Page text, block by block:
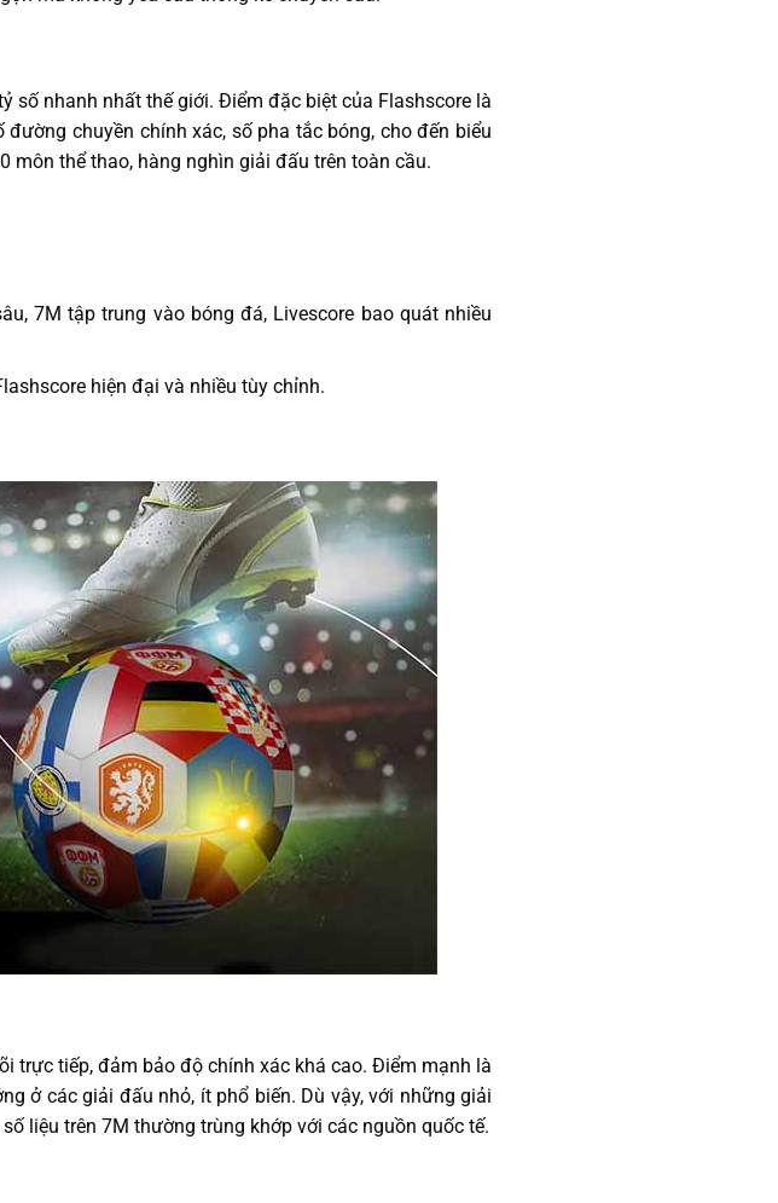
số nhanh nhất thế giới. Điểm đặc biệt của Flashscore là
chuyền chính xác, số pha tắc bóng, cho đến biểu
môn thể thao, hàng nghìn giải đấu trên toàn cầu.
7M tập trung vào bóng đá, Livescore bao quát nhiều
hiện đại và nhiều tùy chỉnh.
trực tiếp, đảm bảo độ chính xác khá cao. Điểm mạnh là
ở các giải đấu nhỏ, ít phổ biến. Dù vậy, với những giải
liệu trên 7M thường trùng khớp với các nguồn quốc tế.